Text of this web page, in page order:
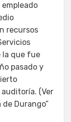
recursos
la que fue
pasado y
(Ver
Durango”